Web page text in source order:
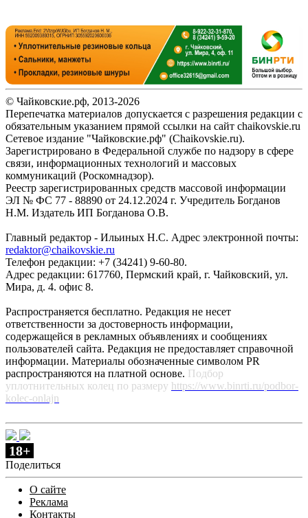
© Чайковские.рф, 2013-2026
Перепечатка материалов допускается с разрешения редакции с
обязательным указанием прямой ссылки на сайт chaikovskie.ru
Сетевое издание "Чайковские.рф" (Chaikovskie.ru).
Зарегистрировано в Федеральной службе по надзору в сфере
связи, информационных технологий и массовых
коммуникаций (Роскомнадзор).
Реестр зарегистрированных средств массовой информации
ЭЛ № ФС 77 - 88890 от 24.12.2024 г. Учредитель Богданов
Н.М. Издатель ИП Богданова О.В.
Главный редактор - Ильиных Н.С. Адрес электронной почты:
redaktor@chaikovskie.ru
Телефон редакции: +7 (34241) 9-60-80.
Адрес редакции: 617760, Пермский край, г. Чайковский, ул.
Мира, д. 4. офис 8.
Распространяется бесплатно. Редакция не несет
ответственности за достоверность информации,
содержащейся в рекламных объявлениях и сообщениях
пользователей сайта. Редакция не предоставляет справочной
информации. Материалы обозначенные символом PR
распространяются на платной основе. Подбор
уплотнительных колец по размеру https://www.binrti.ru/podbor-
kolec-onlajn
18+
Поделиться
О сайте
Реклама
Контакты